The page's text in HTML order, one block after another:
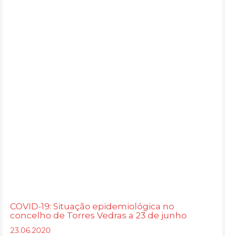
COVID-19: Situação epidemiológica no
concelho de Torres Vedras a 23 de junho
23.06.2020